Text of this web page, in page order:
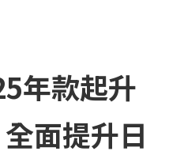
年款起升
面提升日